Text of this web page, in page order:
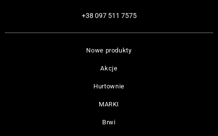
Nowe produkty
Akcje
Hurtownie
MARKI
Brwi
+38 097 511 7575